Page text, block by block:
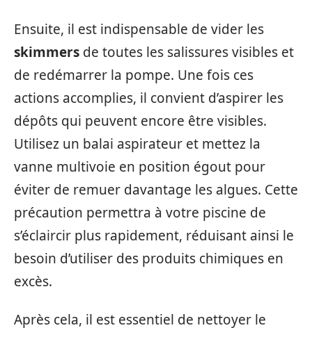
Ensuite, il est indispensable de vider les
skimmers de toutes les salissures visibles et
de redémarrer la pompe. Une fois ces
actions accomplies, il convient d’aspirer les
dépôts qui peuvent encore être visibles.
Utilisez un balai aspirateur et mettez la
vanne multivoie en position égout pour
éviter de remuer davantage les algues. Cette
précaution permettra à votre piscine de
s’éclaircir plus rapidement, réduisant ainsi le
besoin d’utiliser des produits chimiques en
excès.
Après cela, il est essentiel de nettoyer le